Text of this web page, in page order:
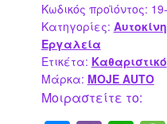
πίσσας
,
200ml
ποσότητα
Κωδικός προϊόντος:
Κατηγορίες:
Εργαλεία
Ετικέτα: Καθαριστικό
Μάρκα: MOJE AUTO
Μοιραστείτε το: